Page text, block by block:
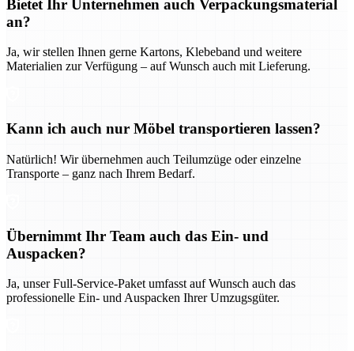
Bietet Ihr Unternehmen auch Verpackungsmaterial
an?
Ja, wir stellen Ihnen gerne Kartons, Klebeband und weitere
Materialien zur Verfügung – auf Wunsch auch mit Lieferung.
Kann ich auch nur Möbel transportieren lassen?
Natürlich! Wir übernehmen auch Teilumzüge oder einzelne
Transporte – ganz nach Ihrem Bedarf.
Übernimmt Ihr Team auch das Ein- und
Auspacken?
Ja, unser Full-Service-Paket umfasst auf Wunsch auch das
professionelle Ein- und Auspacken Ihrer Umzugsgüter.